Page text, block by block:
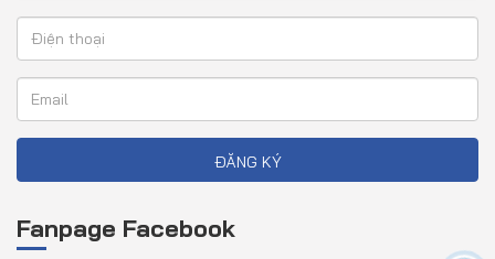
ĐĂNG KÝ
Fanpage Facebook